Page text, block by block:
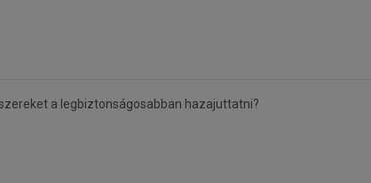
a legbiztonságosabban hazajuttatni?